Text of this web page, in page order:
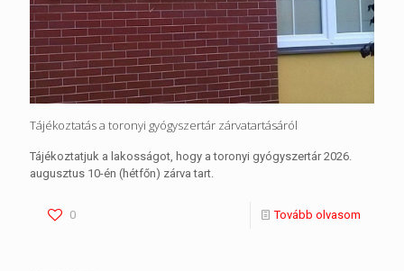
Tájékoztatás a toronyi gyógyszertár zárvatartásáról
Tájékoztatjuk a lakosságot, hogy a toronyi gyógyszertár 2026.
augusztus 10-én (hétfőn) zárva tart.
0 Tovább olvasom